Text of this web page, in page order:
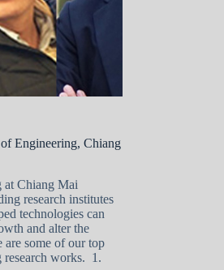
Engineering, Chiang
at Chiang Mai
research institutes
technologies can
and alter the
some of our top
research works. 1.